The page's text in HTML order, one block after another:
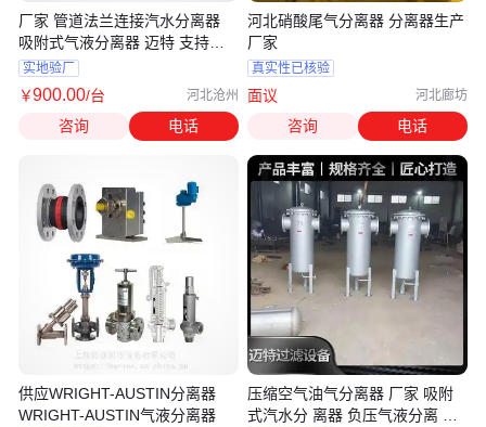
厂家 管道法兰连接汽水分离器
吸附式气液分离器 迈特 支持定
制实地验厂
￥900.00/台 河北沧州
咨询 电话
供应WRIGHT-AUSTIN分离器
WRIGHT-AUSTIN气液分离器
河北硝酸尾气分离器 分离器生产
厂家
真实性已核验
面议 河北廊坊
咨询 电话
压缩空气油气分离器 厂家 吸附
式汽水分 离器 负压气液分离 器